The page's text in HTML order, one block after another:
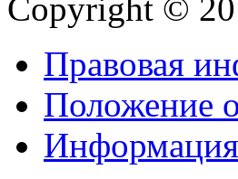
Copyright ©
Правовая
Положение